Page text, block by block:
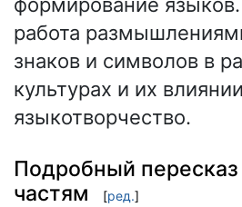
формирование
работа
знаков и символов в
культурах и их
языкотворчество.
Подробный пересказ
частям
[ред.]